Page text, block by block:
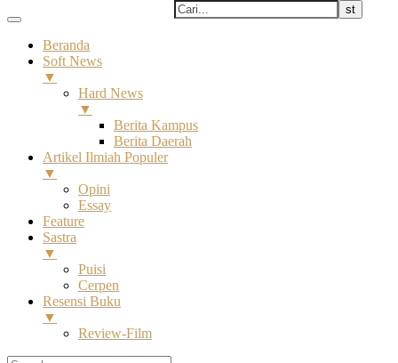
Beranda
Soft News
▼
Hard News
▼
Berita Kampus
Berita Daerah
Artikel Ilmiah Populer
▼
Opini
Essay
Feature
Sastra
▼
Puisi
Cerpen
Resensi Buku
▼
Review-Film